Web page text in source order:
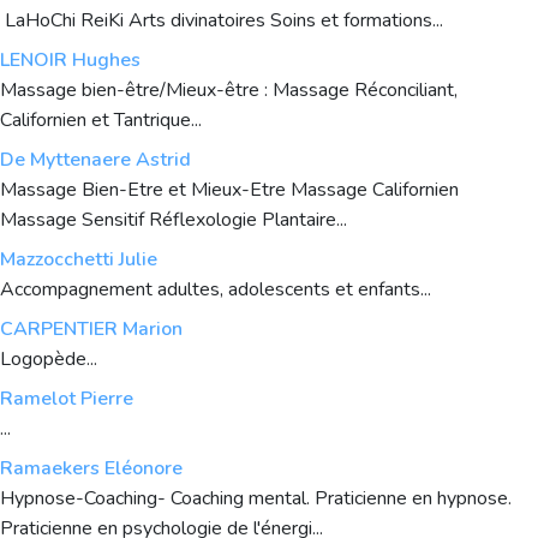
LaHoChi ReiKi Arts divinatoires Soins et formations...
LENOIR Hughes
Massage bien-être/Mieux-être : Massage Réconciliant,
Californien et Tantrique...
De Myttenaere Astrid
Massage Bien-Etre et Mieux-Etre Massage Californien
Massage Sensitif Réflexologie Plantaire...
Mazzocchetti Julie
Accompagnement adultes, adolescents et enfants...
CARPENTIER Marion
Logopède...
Ramelot Pierre
...
Ramaekers Eléonore
Hypnose-Coaching- Coaching mental. Praticienne en hypnose.
Praticienne en psychologie de l'énergi...